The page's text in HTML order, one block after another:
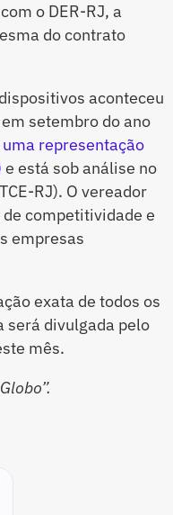
o DER-RJ, a
do contrato
aconteceu
setembro do ano
representação
e está sob análise no
RJ). O vereador
competitividade e
empresas
exata de todos os
será divulgada pelo
mês.